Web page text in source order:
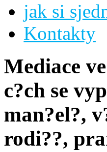
jak si
Kontakty
Mediace
c?ch se
man?el?,
rodi??,